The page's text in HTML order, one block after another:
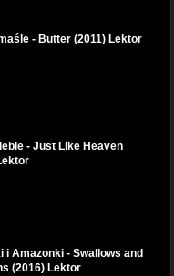
- Butter (2011) Lektor
- Just Like Heaven
i Amazonki - Swallows and
(2016) Lektor